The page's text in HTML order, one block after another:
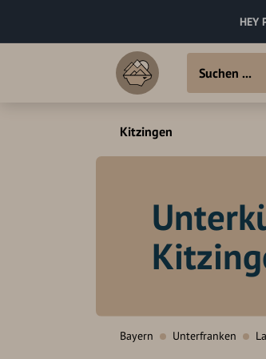
HEY
Kitzingen
Bayern Unterfranken